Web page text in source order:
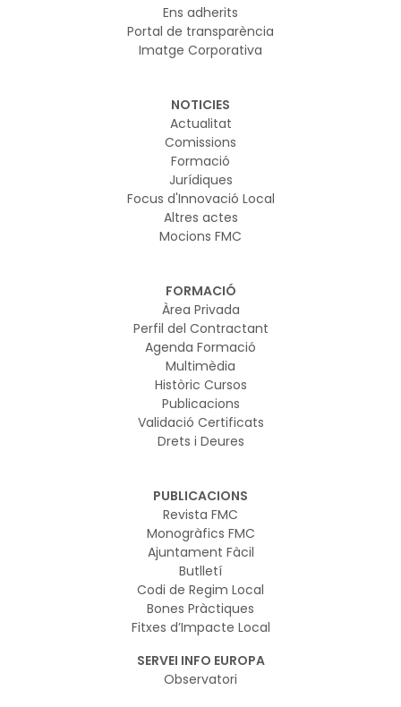
Ens adherits
Portal de transparència
Imatge Corporativa
NOTICIES
Actualitat
Comissions
Formació
Jurídiques
Focus d'Innovació Local
Altres actes
Mocions FMC
FORMACIÓ
Àrea Privada
Perfil del Contractant
Agenda Formació
Multimèdia
Històric Cursos
Publicacions
Validació Certificats
Drets i Deures
PUBLICACIONS
Revista FMC
Monogràfics FMC
Ajuntament Fàcil
Butlletí
Codi de Regim Local
Bones Pràctiques
Fitxes d’Impacte Local
SERVEI INFO EUROPA
Observatori